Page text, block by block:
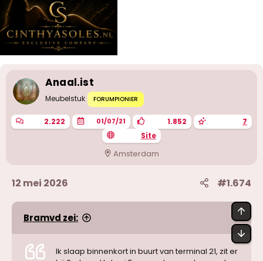
Anaal.ist
Meubelstuk FORUMPIONIER
2.222 01/07/21 1.852
7
Site
Amsterdam
12 mei 2026 #1.674
Bramvd zei:
Ik slaap binnenkort in buurt van terminal 21, zit er